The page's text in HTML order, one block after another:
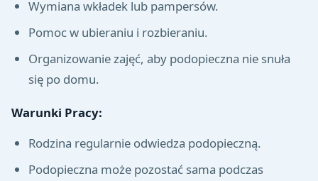
Wymiana wkładek lub pampersów.
Pomoc w ubieraniu i rozbieraniu.
Organizowanie zajęć, aby podopieczna nie snuła
się po domu.
Warunki Pracy:
Rodzina regularnie odwiedza podopieczną.
Podopieczna może pozostać sama podczas